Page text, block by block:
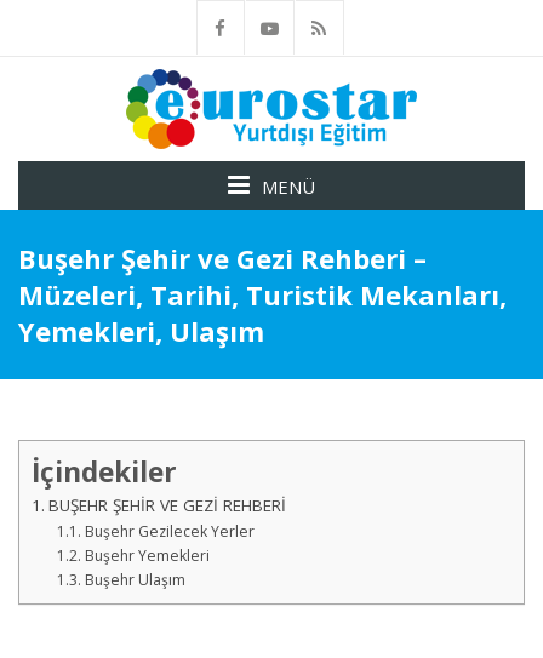
MENÜ
Buşehr Şehir ve Gezi Rehberi –
Müzeleri, Tarihi, Turistik Mekanları,
Yemekleri, Ulaşım
İçindekiler
BUŞEHR ŞEHİR VE GEZİ REHBERİ
Buşehr Gezilecek Yerler
Buşehr Yemekleri
Buşehr Ulaşım